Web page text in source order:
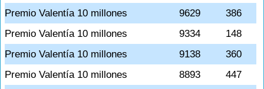
Premio Valentía 10 millones
9629
386
Premio Valentía 10 millones
9334
148
Premio Valentía 10 millones
9138
360
Premio Valentía 10 millones
8893
447